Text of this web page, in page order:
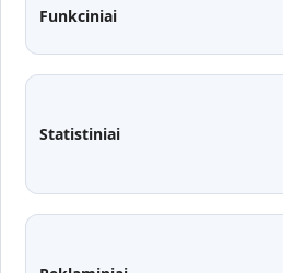
Funkciniai
Statistiniai
Kontaktai
Administracija
Fakultetai
Moodle
EDINA